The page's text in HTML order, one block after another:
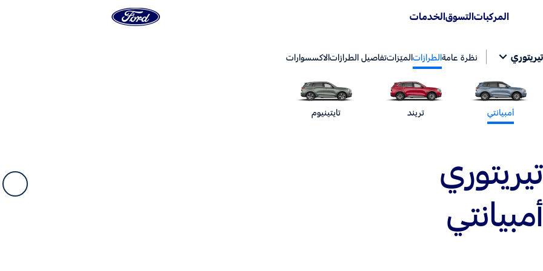
المركباتالتسوقالخدمات
تيريتوري نظرة عامةالطرازاتالميّزاتتفاصيل الطرازاتالاكسسوارات
أمبيانتي تريند تايتينيوم
تيريتوري
أمبيانتي